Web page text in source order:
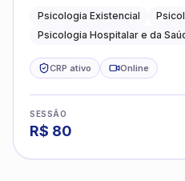
da Saúde.
Psicologia Existencial
Psicologia Hospitalar e da
CRP ativo Online
SESSÃO
R$ 80